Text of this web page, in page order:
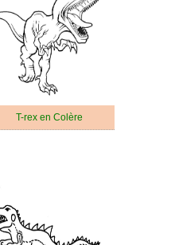
T-rex en Colère